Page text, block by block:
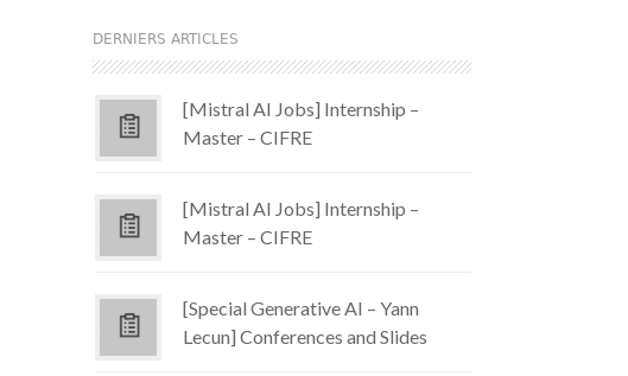
DERNIERS ARTICLES
[Mistral AI Jobs] Internship –
Master – CIFRE
[Mistral AI Jobs] Internship –
Master – CIFRE
[Special Generative AI – Yann
Lecun] Conferences and Slides